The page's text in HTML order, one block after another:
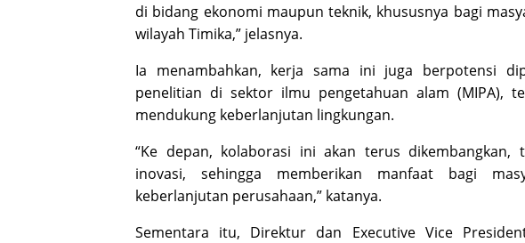
di bidang ekonomi maupun teknik, khususnya bagi
wilayah Timika,” jelasnya.
Ia menambahkan, kerja sama ini juga berpotensi
penelitian di sektor ilmu pengetahuan alam (MIPA),
mendukung keberlanjutan lingkungan.
“Ke depan, kolaborasi ini akan terus dikembangkan,
inovasi, sehingga memberikan manfaat bagi
keberlanjutan perusahaan,” katanya.
Sementara itu, Direktur dan Executive Vice